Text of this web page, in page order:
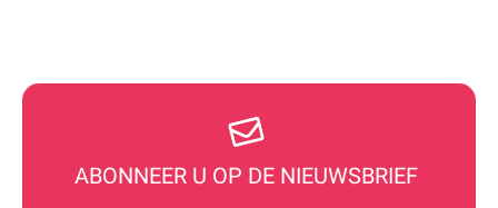
ABONNEER U OP DE NIEUWSBRIEF